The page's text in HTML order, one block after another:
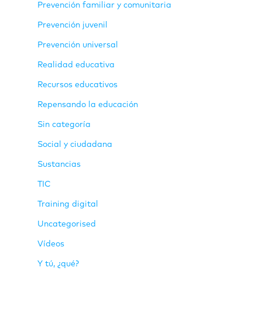
Prevención familiar y comunitaria
Prevención juvenil
Prevención universal
Realidad educativa
Recursos educativos
Repensando la educación
Sin categoría
Social y ciudadana
Sustancias
TIC
Training digital
Uncategorised
Vídeos
Y tú, ¿qué?